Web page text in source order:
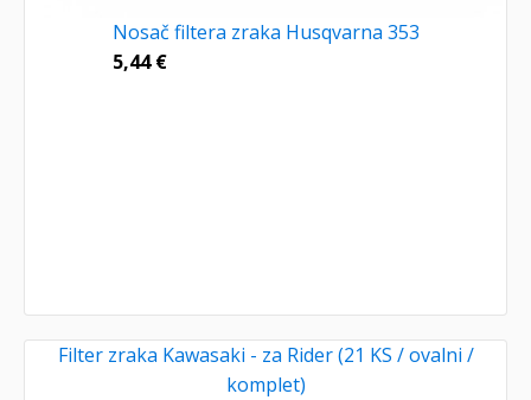
Nosač filtera zraka Husqvarna 353
5,44€
Filter zraka Kawasaki - za Rider (21 KS / ovalni /
komplet)